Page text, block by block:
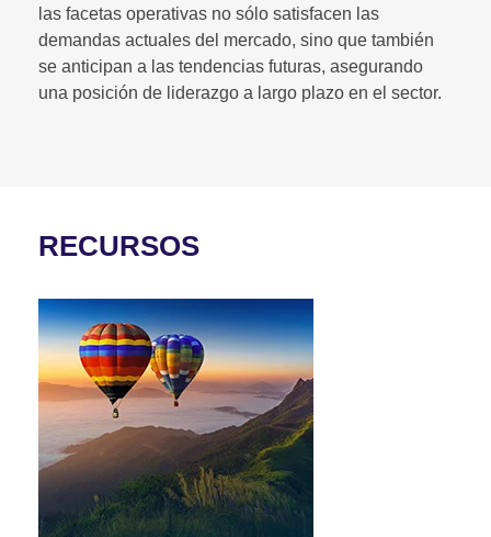
las facetas operativas no sólo satisfacen las
demandas actuales del mercado, sino que también
se anticipan a las tendencias futuras, asegurando
una posición de liderazgo a largo plazo en el sector.
RECURSOS